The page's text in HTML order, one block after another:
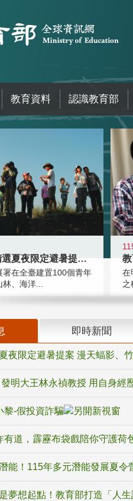
教育資料 認識教育部
青年壯遊點精選夏夜限定避暑提案 漫
署在全臺建置100個青年
、海洋...
在
之
即時新聞
夜限定避暑提案 漫天蝠影、
明大王林永禎教授 用自身經
黎-假投資詐騙
有道，霹靂布袋戲陪你守護荷
能！115年多元潛能發展夏令
夢想起點！教育部打造「人